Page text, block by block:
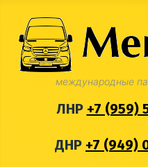
международные
ЛНР +7 (959)
ДНР +7 (949)